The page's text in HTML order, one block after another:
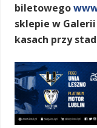
biletowego
sklepie w
kasach przy